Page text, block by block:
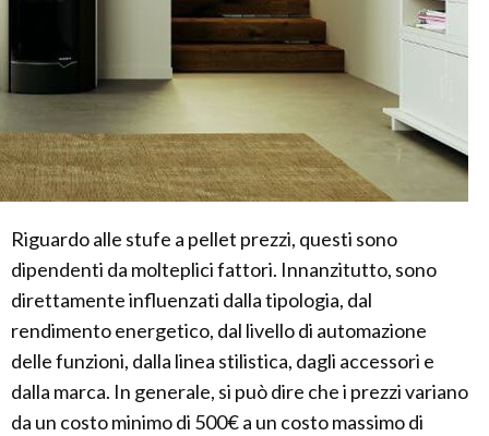
Riguardo alle stufe a pellet prezzi, questi sono
dipendenti da molteplici fattori. Innanzitutto, sono
direttamente influenzati dalla tipologia, dal
rendimento energetico, dal livello di automazione
delle funzioni, dalla linea stilistica, dagli accessori e
dalla marca. In generale, si può dire che i prezzi variano
da un costo minimo di 500€ a un costo massimo di